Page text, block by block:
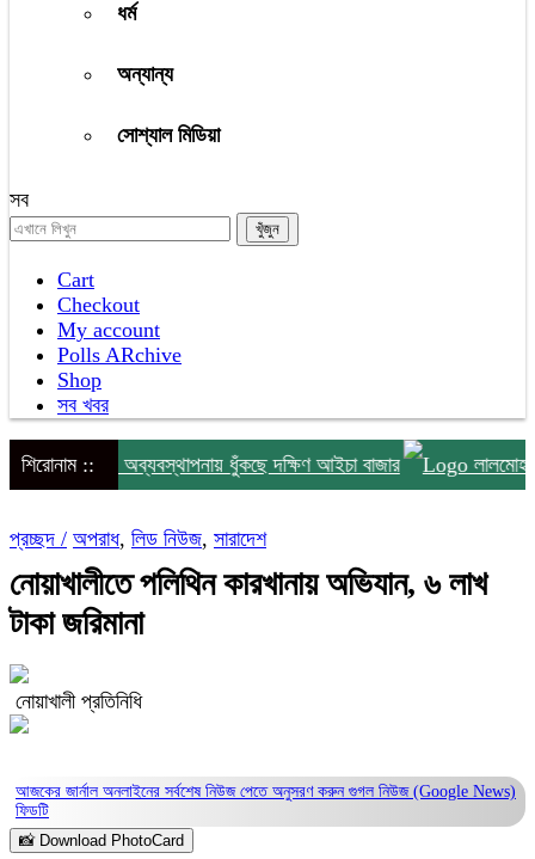
ধর্ম
অন্যান্য
সোশ্যাল মিডিয়া
সব
Cart
Checkout
My account
Polls ARchive
Shop
সব খবর
শিরোনাম ::
নেই, অব্যবস্থাপনায় ধুঁকছে দক্ষিণ আইচা বাজার লালমোহনে
প্রচ্ছদ / অপরাধ, লিড নিউজ, সারাদেশ
নোয়াখালীতে পলিথিন কারখানায় অভিযান, ৬ লাখ
টাকা জরিমানা
নোয়াখালী প্রতিনিধি
আজকের জার্নাল অনলাইনের সর্বশেষ নিউজ পেতে অনুসরণ করুন গুগল নিউজ (Google News)
ফিডটি
📸 Download PhotoCard